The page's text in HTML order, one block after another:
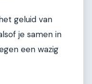
geluid van
je samen in
een wazig